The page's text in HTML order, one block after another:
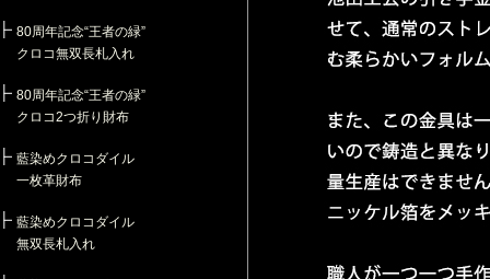
80周年記念“王者の緑”
クロコ無双長札入れ
80周年記念“王者の緑”
クロコ2つ折り財布
藍染めクロコダイル
一枚革財布
藍染めクロコダイル
無双長札入れ